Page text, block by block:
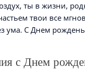
ты в жизни,
твои все
ума. С Днем
с Днем